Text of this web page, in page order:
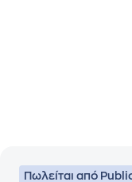
Πωλείται από